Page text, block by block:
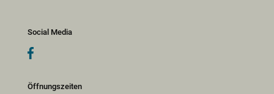
Social Media
Öffnungszeiten